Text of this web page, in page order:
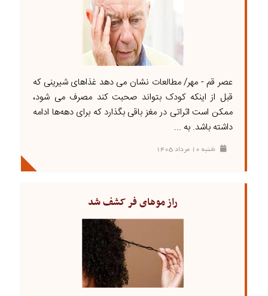
عصر قم - مهر/ مطالعات نشان می دهد غذاهای شیرینی که
قبل از اینکه کودک بتواند صحبت کند مصرف می شود،
ممکن است اثراتی در مغز باقی بگذارد که برای دهه‌ها ادامه
داشته باشد. به ...
شنبه ۱۰ مرداد ۱۴۰۵
راز موهای فر کشف شد